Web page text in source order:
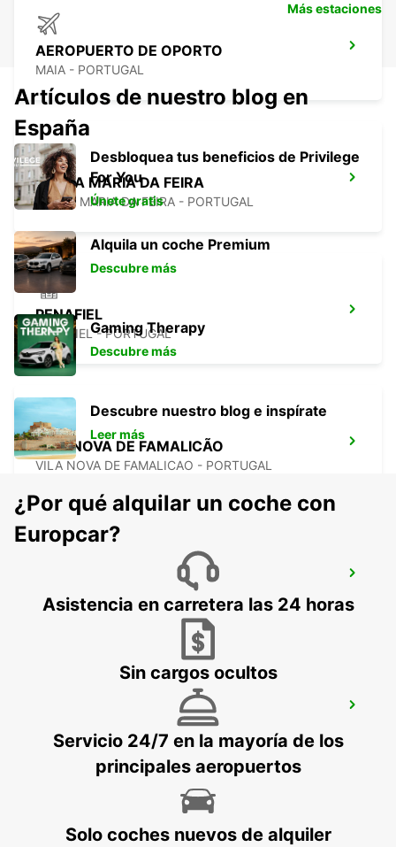
AEROPUERTO DE OPORTO
MAIA - PORTUGAL
SANTA MARIA DA FEIRA
SANTA MARIA DA FEIRA - PORTUGAL
PENAFIEL
PENAFIEL - PORTUGAL
VILA NOVA DE FAMALICÃO
VILA NOVA DE FAMALICAO - PORTUGAL
GUIMARAES - PORTUGAL
Más estaciones
Artículos de nuestro blog en
España
Desbloquea tus beneficios de Privilege
For You
Únete gratis
Alquila un coche Premium
Descubre más
Gaming Therapy
Descubre más
Descubre nuestro blog e inspírate
Leer más
¿Por qué alquilar un coche con
Europcar?
Asistencia en carretera las 24 horas
Sin cargos ocultos
Servicio 24/7 en la mayoría de los
principales aeropuertos
Solo coches nuevos de alquiler